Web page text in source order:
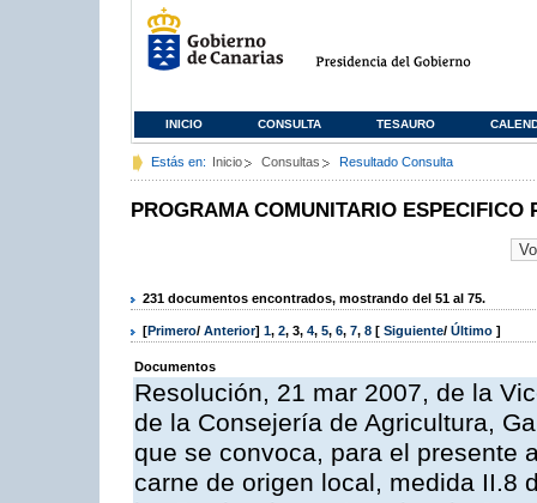
INICIO CONSULTA TESAURO
Estás en: Inicio Consultas Resultado Consulta
PROGRAMA COMUNITARIO ESPECIFICO
231 documentos encontrados, mostrando del 51 al 75.
[Primero/ Anterior] 1, 2, 3, 4, 5, 6, 7, 8 [ Siguiente/ Último ]
Documentos
Resolución, 21 mar 2007, de la
de la Consejería de Agricultura,
que se convoca, para el presente
carne de origen local, medida II.8